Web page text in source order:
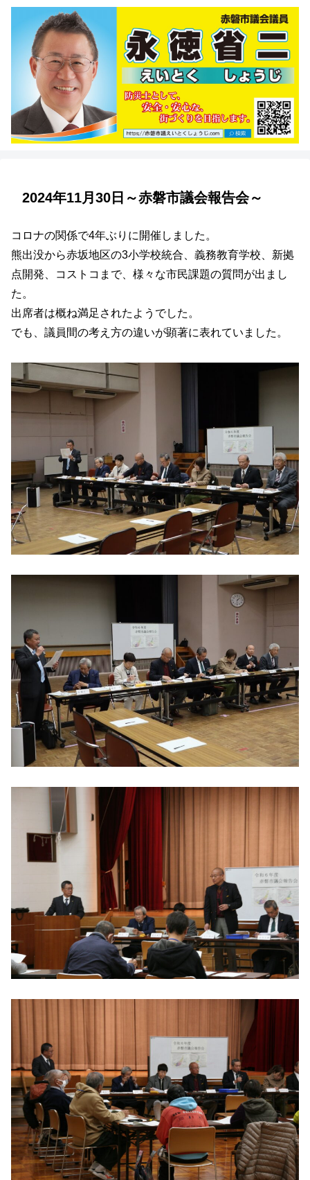
2024年11月30日～赤磐市議会報告会～
コロナの関係で4年ぶりに開催しました。
熊出没から赤坂地区の3小学校統合、義務教育学校、新拠
点開発、コストコまで、様々な市民課題の質問が出まし
た。
出席者は概ね満足されたようでした。
でも、議員間の考え方の違いが顕著に表れていました。